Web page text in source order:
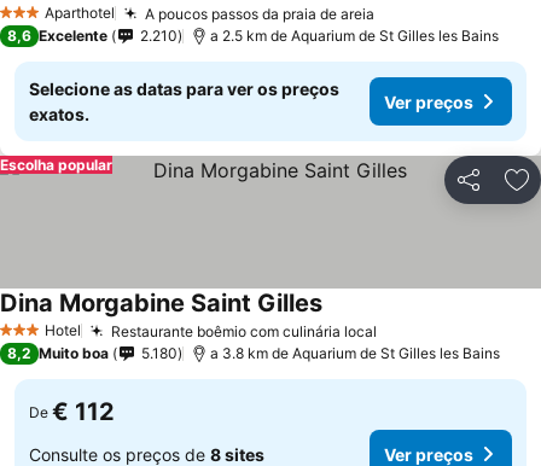
3 EstrelasAparthotel A poucos passos da praia de areia
8,6 Excelente 2.210 a 2.5 km de Aquarium de St Gilles les Bains
Selecione as datas para ver os preços
exatos.
Ver preços
Partilhar
Escolha popular
3 EstrelasHotel Restaurante boêmio com culinária local
Dina Morgabine Saint Gilles
8,2 Muito boa 5.180 a 3.8 km de Aquarium de St Gilles les Bains
De € 112
Consulte os preços de 8 sites Ver preços